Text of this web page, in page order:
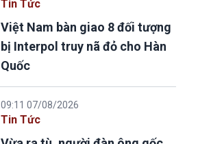
Tin Tức
Việt Nam bàn giao 8 đối tượng
bị Interpol truy nã đỏ cho Hàn
Quốc
09:11 07/08/2026
Tin Tức